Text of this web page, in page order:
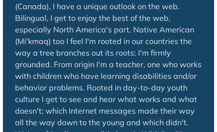
(Canada), I have a unique outlook on the web.
Bilingual, I get to enjoy the best of the web,
especially North America's part. Native American
(Mi'kmaq) too I feel I'm rooted in our countries the
way a tree branches out its roots; I'm firmly
grounded. From origin I'm a teacher, one who works
with children who have learning disabilities and/or
behavior problems. Rooted in day-to-day youth
culture I get to see and hear what works and what
doesn't; which Internet messages made their way
all the way down to the young and which didn't.